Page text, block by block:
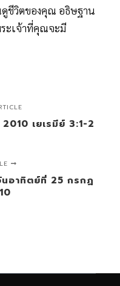
ชีวิตของคุณ อธิษฐาน
ะเจ้าที่คุณจะมี
เยเรมีย์ 3:1-2
อาทิตย์ที่ 25 กรกฏ